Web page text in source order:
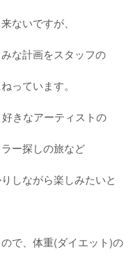
ないですが、
な計画をスタッフの
っています。
きなアーティストの
ー探しの旅など
しながら楽しみたいと
で、体重(ダイエット)の